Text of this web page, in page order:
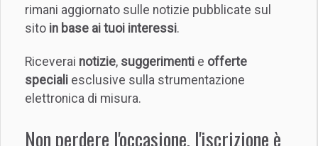
rimani aggiornato sulle notizie pubblicate sul
sito in base ai tuoi interessi.
Riceverai notizie, suggerimenti e offerte
speciali esclusive sulla strumentazione
elettronica di misura.
Non perdere l'occasione, l'iscrizione è